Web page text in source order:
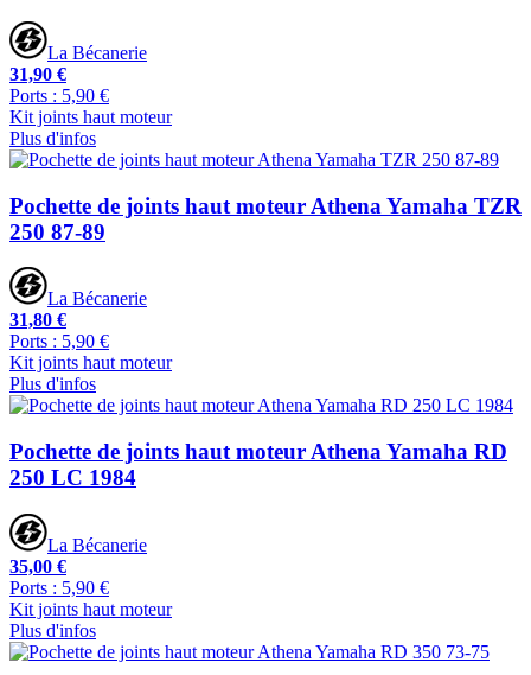
La Bécanerie
31,90 €
Ports : 5,90 €
Kit joints haut moteur
Plus d'infos
Pochette de joints haut moteur Athena Yamaha TZR
250 87-89
La Bécanerie
31,80 €
Ports : 5,90 €
Kit joints haut moteur
Plus d'infos
Pochette de joints haut moteur Athena Yamaha RD
250 LC 1984
La Bécanerie
35,00 €
Ports : 5,90 €
Kit joints haut moteur
Plus d'infos